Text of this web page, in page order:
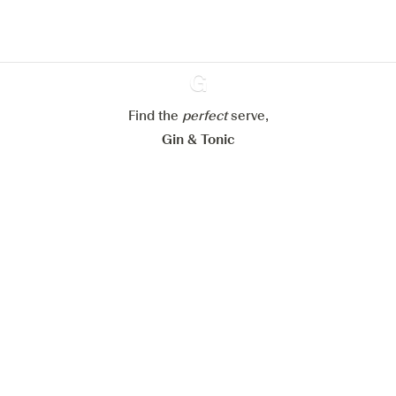
Ginventory
Find the perfectserve,
Gin & Tonic
Paramétrer mes cookies
Refuser tout Accepter tout